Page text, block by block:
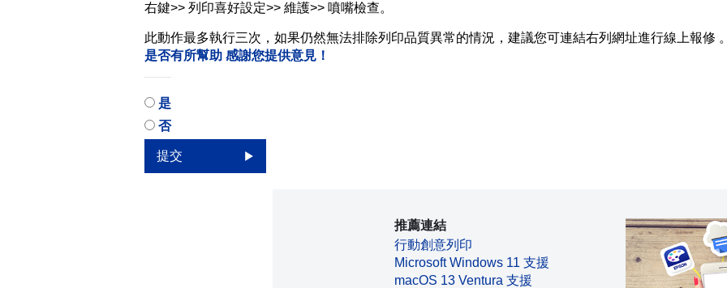
右鍵>> 列印喜好設定>> 維護>> 噴嘴檢查。
此動作最多執行三次，如果仍然無法排除列印品質異常的情況，建議您可連結右列網址進行線上報修
是否有所幫助 感謝您提供意見！
是
否
提交
推薦連結
行動創意列印
Microsoft Windows 11 支援
macOS 13 Ventura 支援